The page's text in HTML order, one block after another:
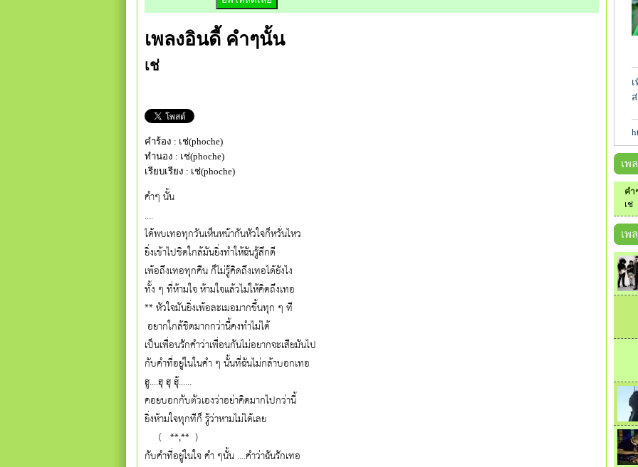
เพลงอินดี้ คำๆนั้น
เช่
คำร้อง : เช่(phoche)
ทำนอง : เช่(phoche)
เรียบเรียง : เช่(phoche)
คำๆ นั้น
....
ได้พบเทอทุกวันเห็นหน้ากันหัวใจก็หวั่นไหว
ยิ่งเข้าไปชิดใกล้มันยิ่งทำให้ฉันรู้สึกดี
เพ้อถึงเทอทุกคืน ก็ไม่รู้คิดถึงเทอได้ยังไง
ทั้ง ๆ ที่ห้ามใจ ห้ามใจแล้วไม่ให้คิดถึงเทอ
** หัวใจมันยิ่งเพ้อละเมอมากขึ้นทุก ๆ ที
อยากใกล้ชิดมากกว่านี้คงทำไม่ได้
เป็นเพื่อนรักคำว่าเพื่อนกันไม่อยากจะเสียมันไป
กับคำที่อยู่ในในคำ ๆ นั้นที่ฉันไม่กล้าบอกเทอ
ฮู....ฮุ ฮุ ฮุ้......
คอยบอกกับตัวเองว่าอย่าคิดมากไปกว่านี้
ยิ่งห้ามใจทุกทีก็ รู้ว่าหามไม่ได้เลย
     (   **,**  )
กับคำที่อยู่ในใจ คำ ๆนั้น ....คำว่าฉันรักเทอ
เพ
คำ
เช่
เพ